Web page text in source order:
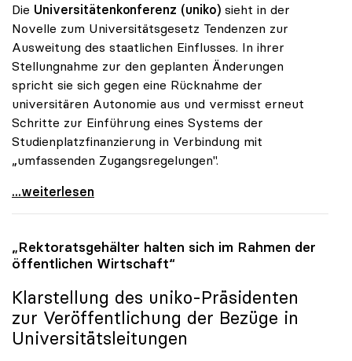
Die Universitätenkonferenz (uniko) sieht in der
Novelle zum Universitätsgesetz Tendenzen zur
Ausweitung des staatlichen Einflusses. In ihrer
Stellungnahme zur den geplanten Änderungen
spricht sie sich gegen eine Rücknahme der
universitären Autonomie aus und vermisst erneut
Schritte zur Einführung eines Systems der
Studienplatzfinanzierung in Verbindung mit
„umfassenden Zugangsregelungen".
Uni-Gesetz: Unis bangen um Autonomie
...weiterlesen
„Rektoratsgehälter halten sich im Rahmen der
öffentlichen Wirtschaft“
Klarstellung des uniko-Präsidenten
zur Veröffentlichung der Bezüge in
Universitätsleitungen